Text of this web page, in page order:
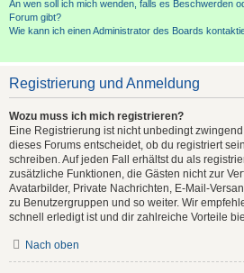
An wen soll ich mich wenden, falls es Beschwerden
Forum gibt?
Wie kann ich einen Administrator des Boards
Registrierung und Anmeldung
Wozu muss ich mich registrieren?
Eine Registrierung ist nicht unbedingt
dieses Forums entscheidet, ob du registriert
schreiben. Auf jeden Fall erhältst du als
zusätzliche Funktionen, die Gästen nicht zur
Avatarbilder, Private Nachrichten, E-Mail-
zu Benutzergruppen und so weiter. Wir
schnell erledigt ist und dir zahlreiche Vorteile
Nach oben